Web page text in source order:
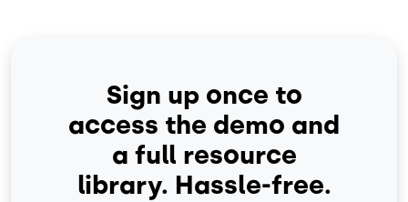
Sign up once to
access the demo and
a full resource
library. Hassle-free.